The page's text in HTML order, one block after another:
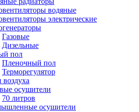
водяные
электрические
Газовые
Дизельные
пол
Пленочный пол
Терморегулятор
осушители
70 литров
осушители